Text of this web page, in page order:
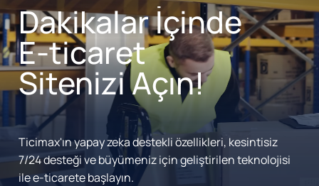
Dakikalar İçinde
E-ticaret
Sitenizi Açın!
Ticimax'ın yapay zeka destekli özellikleri, kesintisiz
7/24 desteği ve büyümeniz için geliştirilen teknolojisi
ile e-ticarete başlayın.